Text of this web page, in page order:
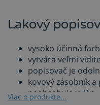
Lakový
vysoko účinná
vytvára veľmi
popisovač je
kovový zásobník
neobsahuje xylén,
Viac o produkte...